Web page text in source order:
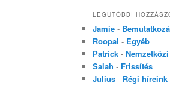
LEGUTÓBBI
Jamie -
Roopal - Egyéb
Patrick - Nemzetközi
Salah - Frissítés
Julius - Régi híreink